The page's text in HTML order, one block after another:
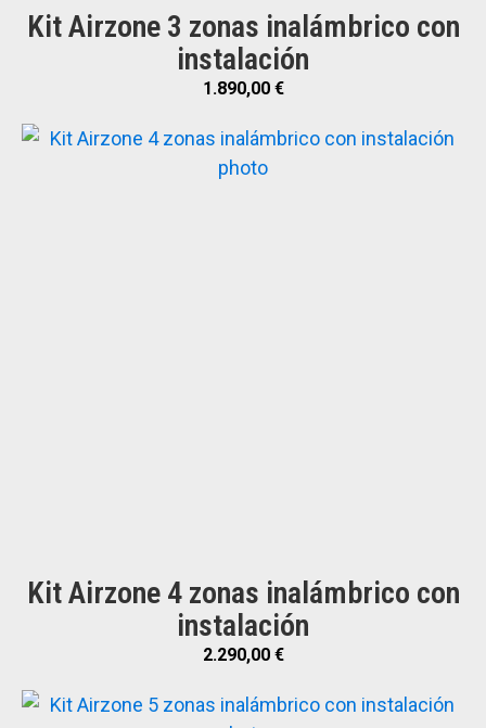
Kit Airzone 3 zonas inalámbrico con
instalación
1.890,00 €
Kit Airzone 4 zonas inalámbrico con
instalación
2.290,00 €